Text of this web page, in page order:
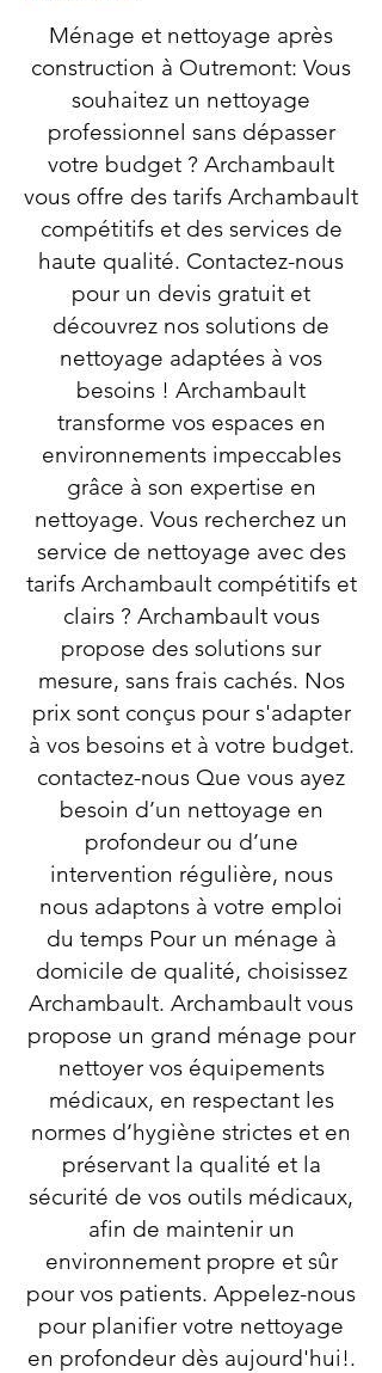
Ménage et nettoyage après
construction à Outremont: Vous
souhaitez un nettoyage
professionnel sans dépasser
votre budget ? Archambault
vous offre des tarifs Archambault
compétitifs et des services de
haute qualité. Contactez-nous
pour un devis gratuit et
découvrez nos solutions de
nettoyage adaptées à vos
besoins ! Archambault
transforme vos espaces en
environnements impeccables
grâce à son expertise en
nettoyage. Vous recherchez un
service de nettoyage avec des
tarifs Archambault compétitifs et
clairs ? Archambault vous
propose des solutions sur
mesure, sans frais cachés. Nos
prix sont conçus pour s'adapter
à vos besoins et à votre budget.
contactez-nous Que vous ayez
besoin d’un nettoyage en
profondeur ou d’une
intervention régulière, nous
nous adaptons à votre emploi
du temps Pour un ménage à
domicile de qualité, choisissez
Archambault. Archambault vous
propose un grand ménage pour
nettoyer vos équipements
médicaux, en respectant les
normes d’hygiène strictes et en
préservant la qualité et la
sécurité de vos outils médicaux,
afin de maintenir un
environnement propre et sûr
pour vos patients. Appelez-nous
pour planifier votre nettoyage
en profondeur dès aujourd'hui!.